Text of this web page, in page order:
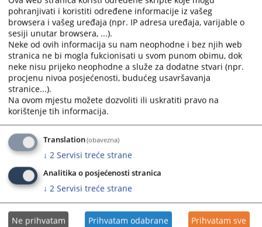
Prikazana vijest je na: Srpski jezik
Prateći dokumenti
Polugodišnji izvještaj o radu suda za 2025. godinu
459PREGLEDA
pohranjivati i koristiti određene informacije iz vašeg
browsera i vašeg uređaja (npr. IP adresa uređaja, varijable o
sesiji unutar browsera, ...).
Neke od ovih informacija su nam neophodne i bez njih web
stranica ne bi mogla fukcionisati u svom punom obimu, dok
neke nisu prijeko neophodne a služe za dodatne stvari (npr.
procjenu nivoa posjećenosti, budućeg usavršavanja
stranice...).
Na ovom mjestu možete dozvoliti ili uskratiti pravo na
korištenje tih informacija.
Translation(obavezna)
↓ 2 Servisi treće strane
Analitika o posjećenosti stranica
↓ 2 Servisi treće strane
Ne prihvatam Prihvatam odabrane Prihvatam sve